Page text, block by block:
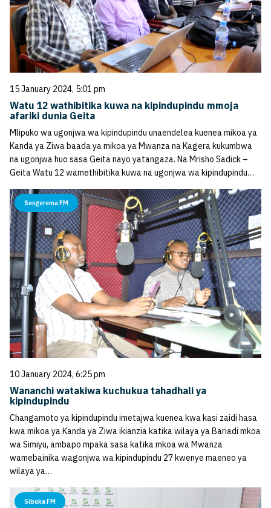
15 January 2024, 5:01 pm
Watu 12 wathibitika kuwa na kipindupindu mmoja
afariki dunia Geita
Mlipuko wa ugonjwa wa kipindupindu unaendelea kuenea mikoa ya
Kanda ya Ziwa baada ya mikoa ya Mwanza na Kagera kukumbwa
na ugonjwa huo sasa Geita nayo yatangaza. Na Mrisho Sadick –
Geita Watu 12 wamethibitika kuwa na ugonjwa wa kipindupindu…
Sengerema FM
10 January 2024, 6:25 pm
Wananchi watakiwa kuchukua tahadhali ya
kipindupindu
Changamoto ya kipindupindu imetajwa kuenea kwa kasi zaidi hasa
kwa mikoa ya Kanda ya Ziwa ikianzia katika wilaya ya Bariadi mkoa
wa Simiyu, ambapo mpaka sasa katika mkoa wa Mwanza
wamebainika wagonjwa wa kipindupindu 27 kwenye maeneo ya
wilaya ya…
Sibuka FM